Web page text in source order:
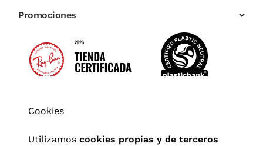
Promociones
Cookies
Utilizamos cookies propias y de terceros